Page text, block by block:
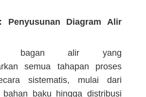
Penyusunan Diagram Alir
bagan alir yang
semua tahapan proses
sistematis, mulai dari
bahan baku hingga distribusi